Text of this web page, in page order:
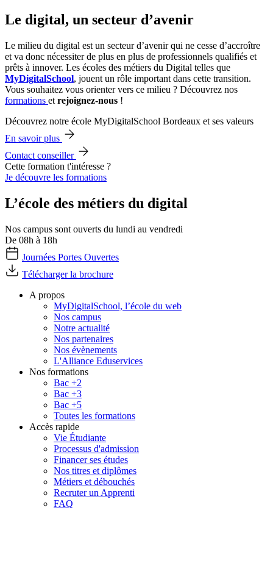
Le digital, un secteur d’avenir
Le milieu du digital est un secteur d’avenir qui ne cesse d’accroître
et va donc nécessiter de plus en plus de professionnels qualifiés et
prêts à innover. Les écoles des métiers du Digital telles que
MyDigitalSchool, jouent un rôle important dans cette transition.
Vous souhaitez vous orienter vers ce milieu ? Découvrez nos
formations et rejoignez-nous !
Découvrez notre école MyDigitalSchool Bordeaux et ses valeurs
En savoir plus
Contact conseiller
Cette formation t'intéresse ?
Je découvre les formations
L’école des métiers du digital
Nos campus sont ouverts du lundi au vendredi
De 08h à 18h
Journées Portes Ouvertes
Télécharger la brochure
A propos
MyDigitalSchool, l’école du web
Nos campus
Notre actualité
Nos partenaires
Nos évènements
L'Alliance Eduservices
Nos formations
Bac +2
Bac +3
Bac +5
Toutes les formations
Accès rapide
Vie Étudiante
Processus d'admission
Financer ses études
Nos titres et diplômes
Métiers et débouchés
Recruter un Apprenti
FAQ